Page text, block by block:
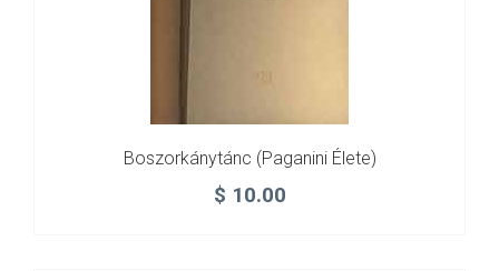
Boszorkánytánc (Paganini Élete)
$ 10.00